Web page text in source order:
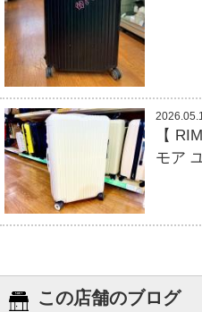
【
モア
この店舗のブログ